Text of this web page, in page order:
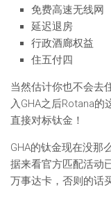
免费高速无线网
延迟退房
行政酒廊权益
住五付四
当然估计你也不会去
入GHA之后Rotana
直接对标钛金！
GHA的钛金现在没那
据来看官方匹配活动
万事达卡，否则的话